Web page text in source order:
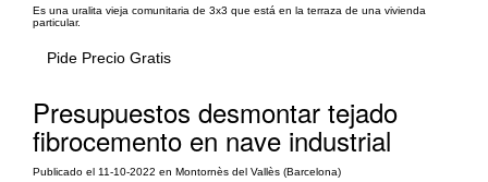
Es una uralita vieja comunitaria de 3x3 que está en la terraza de una vivienda
particular.
Pide Precio Gratis
Presupuestos desmontar tejado
fibrocemento en nave industrial
Publicado el 11-10-2022 en Montornès del Vallès (Barcelona)